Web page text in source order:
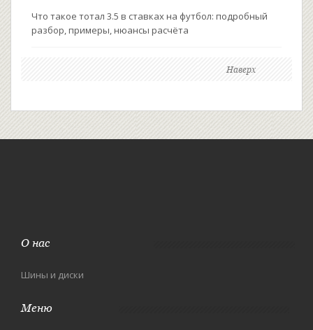
Что такое тотал 3.5 в ставках на футбол: подробный
разбор, примеры, нюансы расчёта
Наверх
О нас
Шины и диски
Меню